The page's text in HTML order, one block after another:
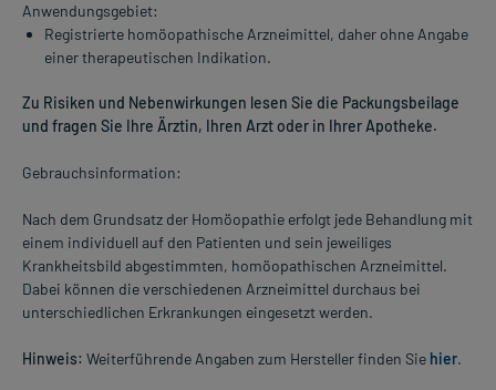
Anwendungsgebiet:
Registrierte homöopathische Arzneimittel, daher ohne Angabe
einer therapeutischen Indikation.
Zu Risiken und Nebenwirkungen lesen Sie die Packungsbeilage
und fragen Sie Ihre Ärztin, Ihren Arzt oder in Ihrer Apotheke.
Gebrauchsinformation:
Nach dem Grundsatz der Homöopathie erfolgt jede Behandlung mit
einem individuell auf den Patienten und sein jeweiliges
Krankheitsbild abgestimmten, homöopathischen Arzneimittel.
Dabei können die verschiedenen Arzneimittel durchaus bei
unterschiedlichen Erkrankungen eingesetzt werden.
Hinweis: Weiterführende Angaben zum Hersteller finden Sie hier.